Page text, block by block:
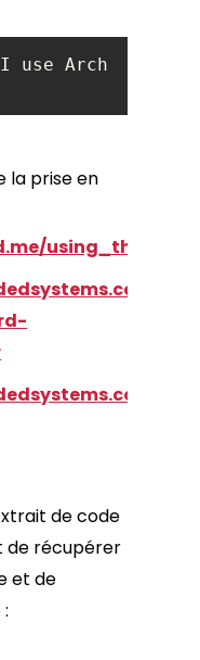
use Arch
la prise en
de code
de récupérer
et de